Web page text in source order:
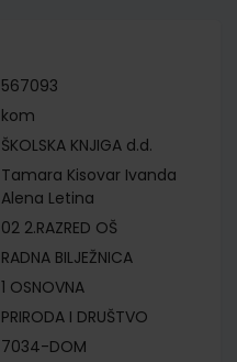
567093
kom
ŠKOLSKA KNJIGA d.d.
Tamara Kisovar Ivanda
Alena Letina
02 2.RAZRED OŠ
RADNA BILJEŽNICA
1 OSNOVNA
PRIRODA I DRUŠTVO
7034-DOM